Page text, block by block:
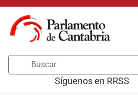
Pasar al contenido principal
Síguenos en RRSS